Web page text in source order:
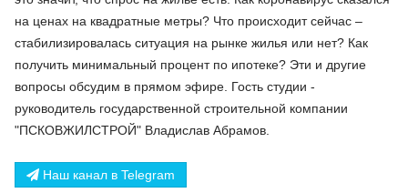
на ценах на квадратные метры? Что происходит сейчас –
стабилизировалась ситуация на рынке жилья или нет? Как
получить минимальный процент по ипотеке? Эти и другие
вопросы обсудим в прямом эфире. Гость студии -
руководитель государственной строительной компании
"ПСКОВЖИЛСТРОЙ" Владислав Абрамов.
Наш канал в Telegram